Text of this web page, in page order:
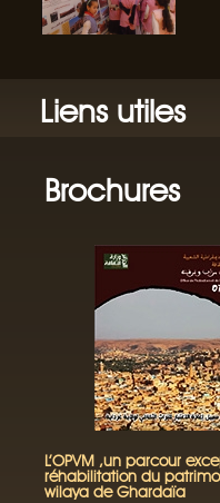
Liens utiles
Brochures
L’OPVM ,un parcour
réhabilitation du
wilaya de Ghardaïa